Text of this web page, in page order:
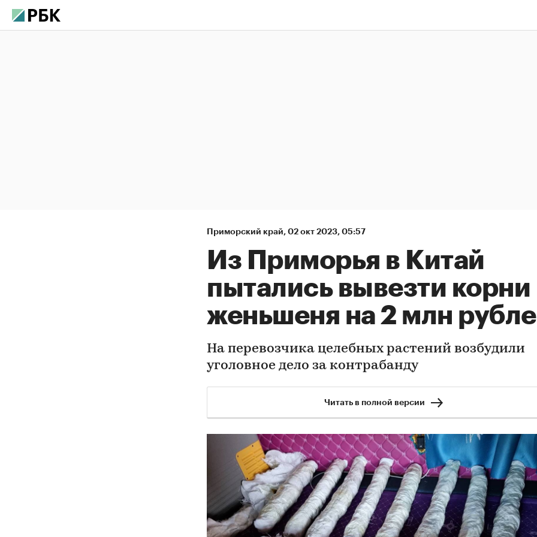
Приморский край, 02 окт 2023, 05:57
Из Приморья в Китай
пытались вывезти корни
женьшеня на 2 млн
На перевозчика целебных растений возбудили
уголовное дело за контрабанду
Читать в полной версии